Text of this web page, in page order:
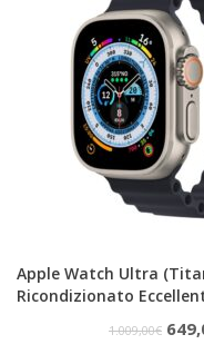
Apple Watch Ultra
Ricondizionato
1.009,00€ Il